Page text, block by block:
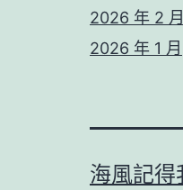
2026 年 2 月
2026 年 1 月
海風記得